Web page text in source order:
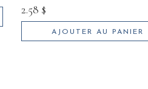
2.58 $
AJOUTER AU PANIER